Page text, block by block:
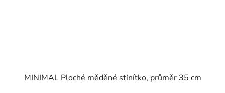
MINIMAL Ploché měděné stínítko, průměr 35 cm